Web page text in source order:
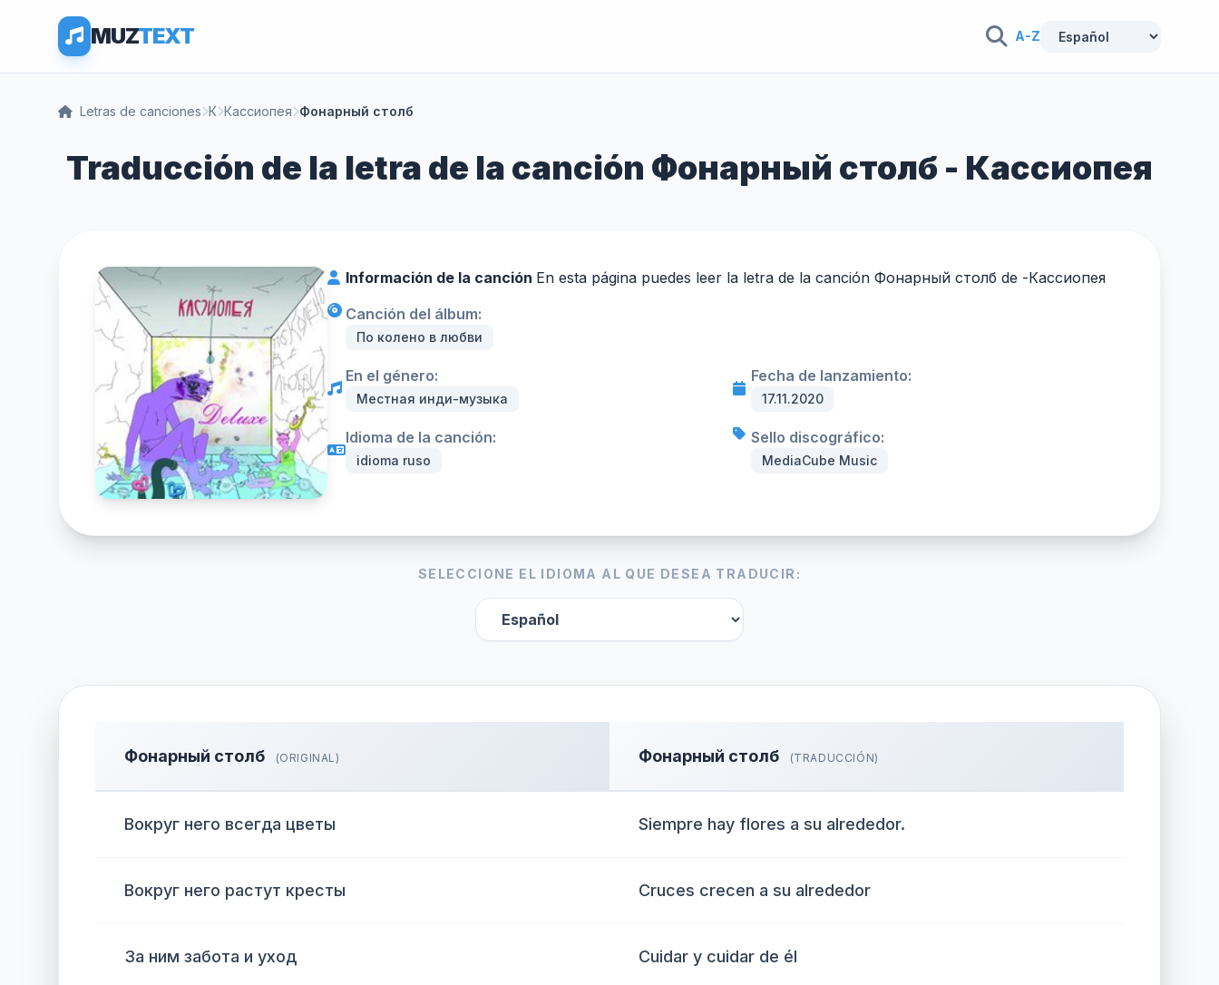
MUZTEXT A-Z
Letras de canciones К Кассиопея Фонарный столб
Traducción de la letra de la canción Фонарный столб - Кассиопея
Información de la canción En esta página puedes leer la letra de la canción Фонарный столб de -Кассиопея
Canción del álbum:
По колено в любви
En el género:
Местная инди-музыка
Fecha de lanzamiento:
17.11.2020
Idioma de la canción:
idioma ruso
Sello discográfico:
MediaCube Music
SELECCIONE EL IDIOMA AL QUE DESEA TRADUCIR:
Фонарный столб (ORIGINAL) Фонарный столб (TRADUCCIÓN)
Вокруг него всегда цветы Siempre hay flores a su alrededor.
Вокруг него растут кресты Cruces crecen a su alrededor
За ним забота и уход Cuidar y cuidar de él